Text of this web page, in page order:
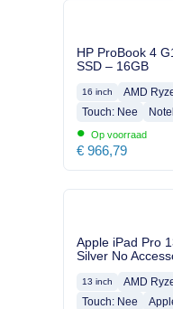
HP ProBook 4
SSD – 16GB
16 inch AMD
Touch: Nee
• Op voorraad
€ 966,79
Apple iPad Pro
Silver No
13 inch AMD
Touch: Nee